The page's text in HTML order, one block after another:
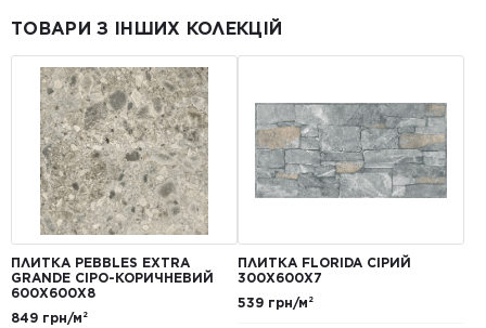
ТОВАРИ З ІНШИХ КОЛЕКЦІЙ
ПЛИТКА PEBBLES EXTRA
GRANDE СІРО-КОРИЧНЕВИЙ
600Х600Х8
849 грн/м²
ПЛИТКА FLORIDA СІРИЙ
300Х600Х7
539 грн/м²